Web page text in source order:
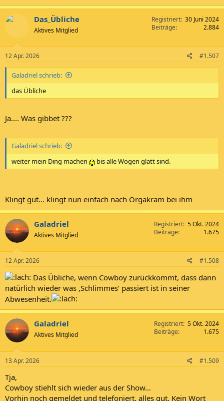
Das_Übliche
Aktives Mitglied
Registriert 30 Juni 2024
Beiträge
2.884
12 Apr. 2026 #1.507
Galadriel schrieb:
das Übliche
Ja.... Was gibbet ???
Galadriel schrieb:
weiter mein Ding machen
bis alle Wogen glatt sind.
Klingt gut... klingt nun einfach nach Orgakram bei ihm
Galadriel
Aktives Mitglied
Registriert 5 Okt. 2024
Beiträge
1.675
12 Apr. 2026 #1.508
Das Übliche, wenn Cowboy zurückkommt, dass dann
natürlich wieder was ,Schlimmes‘ passiert ist in seiner
Abwesenheit.
Galadriel
Aktives Mitglied
Registriert 5 Okt. 2024
Beiträge
1.675
13 Apr. 2026 #1.509
Tja,
Cowboy stiehlt sich wieder aus der Show…
Vorhin noch gemeldet und telefoniert, alles gut. Kein Wort